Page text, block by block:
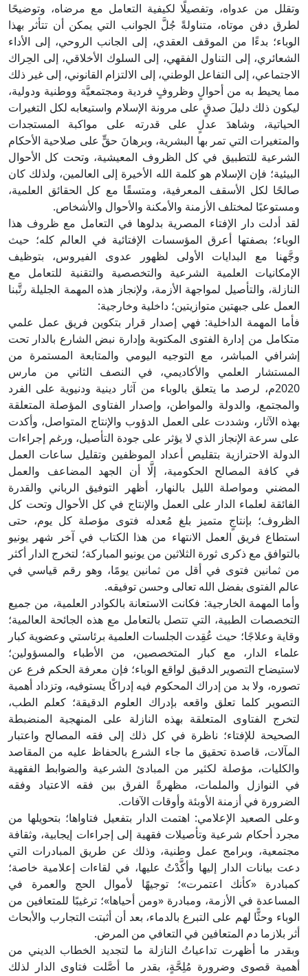
وتقلل من عدواه، وتفصيلًا لكيفية التعامل مع مرضاه، وتوضيحًا
لطرق دفن موتاه، متناولةً جُلَّ الجوانب التي يمكن أن تتأثر بهذا
الوباء؛ بدءًا من الموقف العقدي، إلى الجانب الروحي، إلى الأداء
الشعائري، إلى التناول الفقهي، إلى السلوك الأخلاقي، إلى الحِراك
الاجتماعي، إلى التفاعل الوطني، إلى الالتزام القانوني، إلى غير ذلك
مما يحيط به من أحوالٍ وظروفٍ فردية ومجتمعيَّة ووطنية ودولية،
ليكون ذلك دليلَ صدقٍ على مرونة الإسلام واستيعابه لكل التغيرات
الحياتية، وشاهدَ عدلٍ على قدرته على مواكبة المستجدات
والمتغيرات التي تمر بها البشرية، وبرهانَ حقٍّ على صلاحية الأحكام
الشرعية للتطبيق في كل الظروف المعيشية، وتحت كل الأحوال
البيئية؛ فإن الإسلام هو كلمة الله الأخيرة إلى العالمين، ولذلك كان
صالحًا لكل الأسقف المعرفية، ومتسقًا مع كل الحقائق العلمية،
ومستوعبًا لمختلف الأزمنة والأمكنة والأحوال والأشخاص.
لقد أدلت دار الإفتاء المصرية بدلوها في التعامل مع ظروف هذا
الوباء؛ بصفتها أعرق المؤسسات الإفتائية في العالم كله؛ حيث
وجَّهنا مع البدايات الأولى لظهور عدوى الفيروس، بتوظيف
الإمكانيات العلمية الشرعية والتخصصية والتقنية للتعامل مع
النازلة، والتأصيل لمواجهة الأزمة، ولإنجاز هذه المهمة الجليلة رتَّبنا
العمل على جبهتين متوازيتين؛ داخلية وخارجية:
فأما المهمة الداخلية: فهي إصدار قرار بتكوين فريق عمل علمي
متكامل من إدارة الفتوى المكتوبة وإدارة نبض الشارع بالدار تحت
إشرافي المباشر، مع التوجيه اليومي والمتابعة المستمرة من
المستشار العلمي والأكاديمي، في النصف الثاني من مارس
2020م، لرصد ما يتعلق بالوباء من آثار دينية ودنيوية على الفرد
والمجتمع، والدولة والمواطن، وإصدار الفتاوى المؤصلة المتعلقة
بهذه الآثار، وشددت على العمل الدؤوب والإنتاج المتواصل، وأكدت
على سرعة الإنجاز الذي لا يؤثر على جودة التأصيل، ورغم إجراءات
الدولة الاحترازية بتقليص أعداد الموظفين وتقليل ساعات العمل
في كافة المصالح الحكومية، إلَّا أن الجهد المضاعف والعمل
المضني ومواصلة الليل بالنهار، أظهر التوفيق الرباني والقدرة
الفائقة لعلماء الدار على العمل والإنتاج في كل الأحوال وتحت كل
الظروف؛ بإنتاجٍ متميز بلغ مُعدله فتوى مؤصلة كل يوم، حتى
استطاع فريق العمل الانتهاء من هذا الكتاب في آخر شهر يونيو
بالتوافق مع ذكرى ثورة الثلاثين من يونيو المباركة؛ لتخرج الدار أكثر
من ثمانين فتوى في أقل من ثمانين يومًا، وهو رقم قياسي في
عالم الفتوى بفضل الله تعالى وحسن توفيقه.
وأما المهمة الخارجية: فكانت الاستعانة بالكوادر العلمية، من جميع
التخصصات الطبية، التي تتصل بالتعامل مع هذه الجائحة العالمية؛
وقاية وعلاجًا؛ حيث عُقِدت الجلسات العلمية برئاستي وعضوية كبار
علماء الدار، مع كبار المتخصصين، من الأطباء والمسؤولين؛
لاستيضاح التصوير الدقيق لواقع الوباء؛ فإن معرفة الحكم فرع عن
تصوره، ولا بد من إدراك المحكوم فيه إدراكًا يستوفيه، وتزداد أهمية
التصوير كلما تعلق واقعه بإدراك العلوم الدقيقة؛ كعلم الطب،
لتخرج الفتاوى المتعلقة بهذه النازلة على المنهجية المنضبطة
الصحيحة للإفتاء؛ ناظرة في كل ذلك إلى فقه المصالح واعتبار
المآلات، قاصدة تحقيق ما جاء الشرع بالحفاظ عليه من المقاصد
والكليات، مؤصلة لكثير من المبادئ الشرعية والضوابط الفقهية
في النوازل والملمات، مظهرةً الفرق بين فقه الاعتياد وفقه
الضرورة في أزمنة الأوبئة وأوقات الآفات.
وعلى الصعيد الإعلامي: اهتمت الدار بتفعيل فتاواها؛ بتحويلها من
مجرد أحكام شرعية وتأصيلات فقهية إلى إجراءات إيجابية، وثقافة
مجتمعية، وبرامج عمل وطنية، وذلك عن طريق المبادرات التي
دعت بيانات الدار إليها وأكَّدْتُ عليها، في لقاءات إعلامية خاصة؛
كمبادرة «كأنك اعتمرت»؛ توجيهًا لأموال الحج والعمرة في
المساعدة في الأزمة، ومبادرة «ومن أحياها»؛ ترغيبًا للمتعافين من
الوباء وحثًّا لهم على التبرع بالدماء، بعد أن أثبتت التجارب والأبحاث
أثر بلازما دم المتعافين في التعافي من المرض.
وبقدر ما أظهرت تداعياتُ النازلة ما لتجديد الخطاب الديني من
أهمية قصوى وضرورة مُلِحَّةٍ، بقدر ما أصَّلت فتاوى الدار لذلك